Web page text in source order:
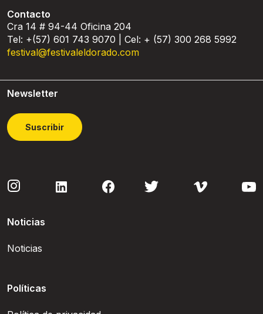
Contacto
Cra 14 # 94-44 Oficina 204
Tel: +(57) 601 743 9070 | Cel: + (57) 300 268 5992
festival@festivaleldorado.com
Newsletter
Suscribir
Noticias
Noticias
Políticas